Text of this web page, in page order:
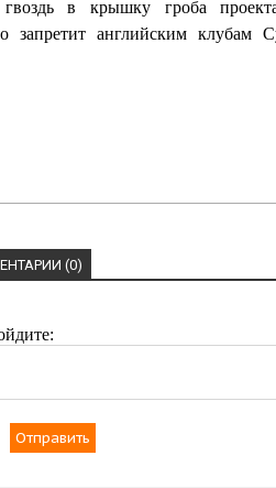
в крышку гроба
английским клубам
(0)
Отправить